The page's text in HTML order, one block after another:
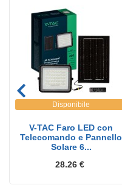
Disponibile
V-TAC Faro LED con
Telecomando e Pannello
Solare 6...
28.26 €